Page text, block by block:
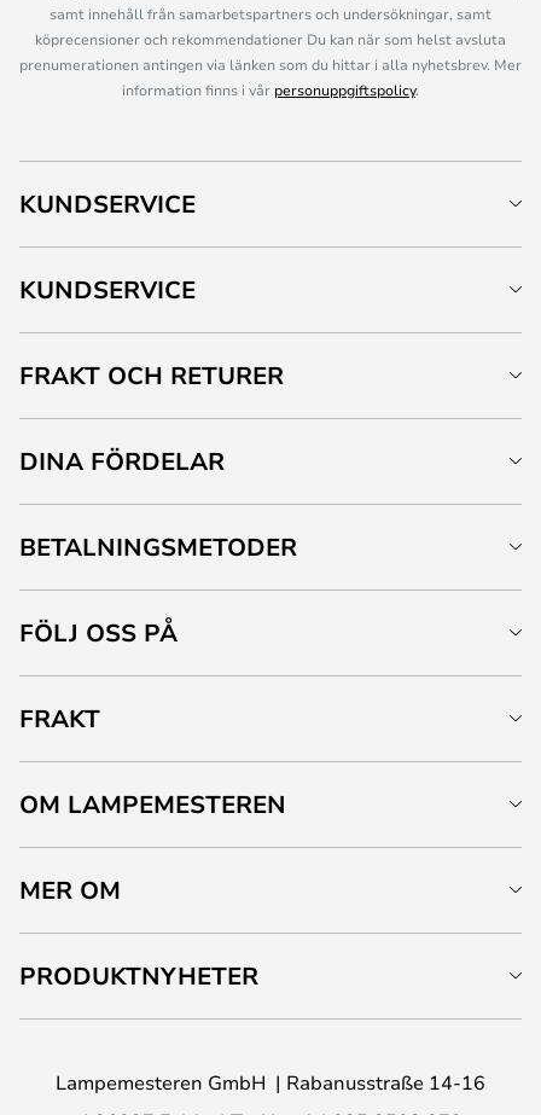
samt innehåll från samarbetspartners och undersökningar, samt
köprecensioner och rekommendationer Du kan när som helst avsluta
prenumerationen antingen via länken som du hittar i alla nyhetsbrev. Mer
information finns i vår personuppgiftspolicy.
KUNDSERVICE
KUNDSERVICE
FRAKT OCH RETURER
DINA FÖRDELAR
BETALNINGSMETODER
FÖLJ OSS PÅ
FRAKT
OM LAMPEMESTEREN
MER OM
PRODUKTNYHETER
Lampemesteren GmbH
Rabanusstraße 14-16